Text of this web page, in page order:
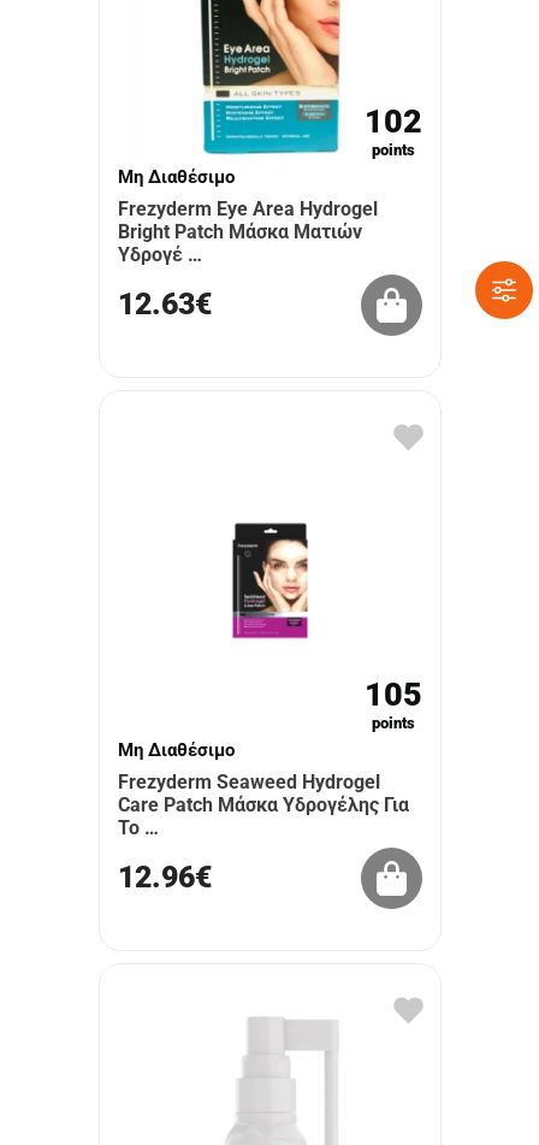
102
points
Μη Διαθέσιμο
Frezyderm Eye Area Hydrogel
Bright Patch Μάσκα Ματιών
Υδρογέ …
12.63€
105
points
Μη Διαθέσιμο
Frezyderm Seaweed Hydrogel
Care Patch Μάσκα Υδρογέλης Για
Το …
12.96€